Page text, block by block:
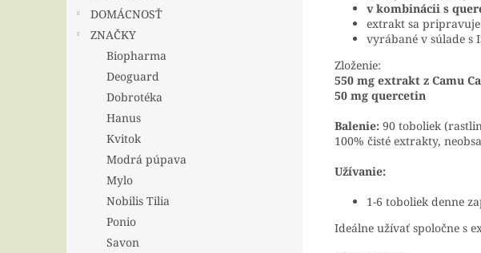
DOMÁCNOSŤ
ZNAČKY
Biopharma
Deoguard
Dobrotéka
Hanus
Kvitok
Modrá púpava
Mylo
Nobilis Tilia
Ponio
Savon
v kombinácii s
extrakt sa
vyrábané v súlade s
Zloženie:
550 mg extrakt z Camu
50 mg quercetin
Balenie: 90 toboliek
100% čisté extrakty,
Užívanie:
1-6 toboliek denne
Ideálne užívať spoločne s